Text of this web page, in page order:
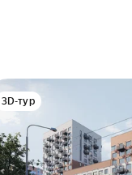
3D-тур